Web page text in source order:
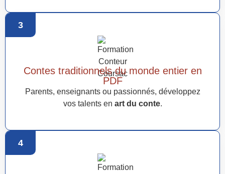
3
Contes traditionnels du monde entier en
PDF
Parents, enseignants ou passionnés, développez
vos talents en art du conte.
4